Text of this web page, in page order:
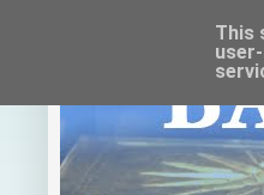
This